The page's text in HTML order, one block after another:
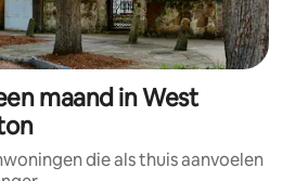
maand in West
die als thuis aanvoelen